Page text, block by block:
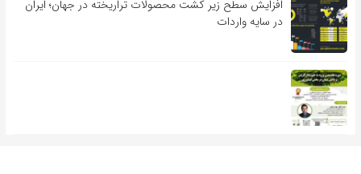
افزایش سطح زیر کشت محصولات تراریخته در جهان؛ ایران
در سایه واردات